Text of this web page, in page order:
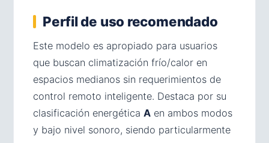
Perfil de uso recomendado
Este modelo es apropiado para usuarios
que buscan climatización frío/calor en
espacios medianos sin requerimientos de
control remoto inteligente. Destaca por su
clasificación energética A en ambos modos
y bajo nivel sonoro, siendo particularmente